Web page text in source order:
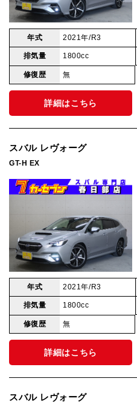
年式 2021年/R3
排気量 1800cc
修復歴 無
詳細はこちら
スバル レヴォーグ
GT-H EX
年式 2021年/R3
排気量 1800cc
修復歴 無
詳細はこちら
スバル レヴォーグ